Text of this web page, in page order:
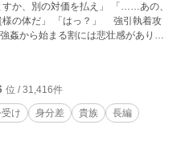
」 「はっ？」 強引執着攻
姦から始まる割には悲壮感がありま
が付きます。 ★番外編完結
描写があります。苦手な方はご注意
位 / 31,416件
け 身分差 貴族
長編